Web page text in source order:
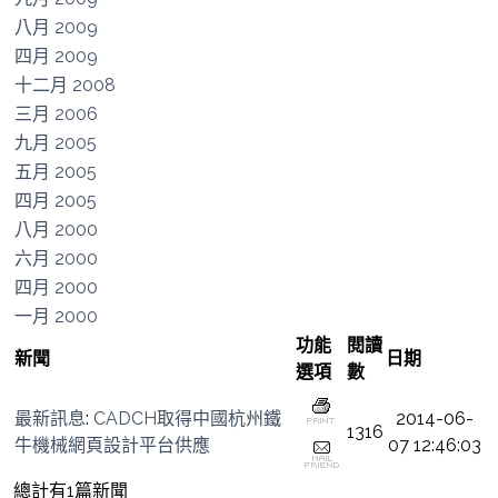
八月 2009
四月 2009
十二月 2008
三月 2006
九月 2005
五月 2005
四月 2005
八月 2000
六月 2000
四月 2000
一月 2000
新聞
功能
選項
閱讀
數
日期
最新訊息: CADCH取得中國杭州鐵
牛機械網頁設計平台供應
1316
2014-06-
07 12:46:03
總計有1篇新聞